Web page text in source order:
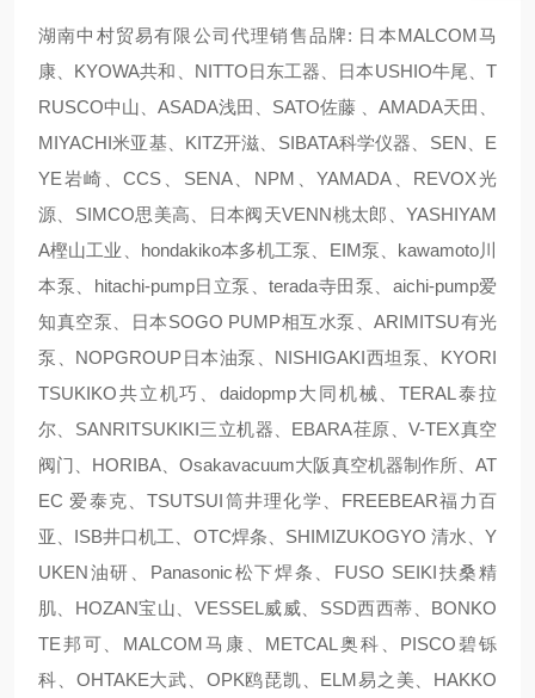
湖南中村贸易有限公司代理销售品牌: 日本MALCOM马
康、KYOWA共和、NITTO日东工器、日本USHIO牛尾、T
RUSCO中山、ASADA浅田、SATO佐藤 、AMADA天田、
MIYACHI米亚基、KITZ开滋、SIBATA科学仪器、SEN、E
YE岩崎、CCS、SENA、NPM、YAMADA、REVOX光
源、SIMCO思美高、日本阀天VENN桃太郎、YASHIYAM
A樫山工业、hondakiko本多机工泵、EIM泵、kawamoto川
本泵、hitachi-pump日立泵、terada寺田泵、aichi-pump爱
知真空泵、日本SOGO PUMP相互水泵、ARIMITSU有光
泵、NOPGROUP日本油泵、NISHIGAKI西坦泵、KYORI
TSUKIKO共立机巧、daidopmp大同机械、TERAL泰拉
尔、SANRITSUKIKI三立机器、EBARA荏原、V-TEX真空
阀门、HORIBA、Osakavacuum大阪真空机器制作所、AT
EC 爱泰克、TSUTSUI筒井理化学、FREEBEAR福力百
亚、ISB井口机工、OTC焊条、SHIMIZUKOGYO 清水、Y
UKEN油研、Panasonic松下焊条、FUSO SEIKI扶桑精
肌、HOZAN宝山、VESSEL威威、SSD西西蒂、BONKO
TE邦可、MALCOM马康、METCAL奥科、PISCO碧铄
科、OHTAKE大武、OPK鸥琵凯、ELM易之美、HAKKO